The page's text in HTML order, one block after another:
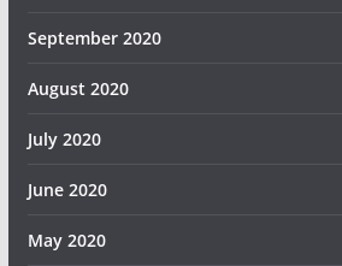
September 2020
August 2020
July 2020
June 2020
May 2020